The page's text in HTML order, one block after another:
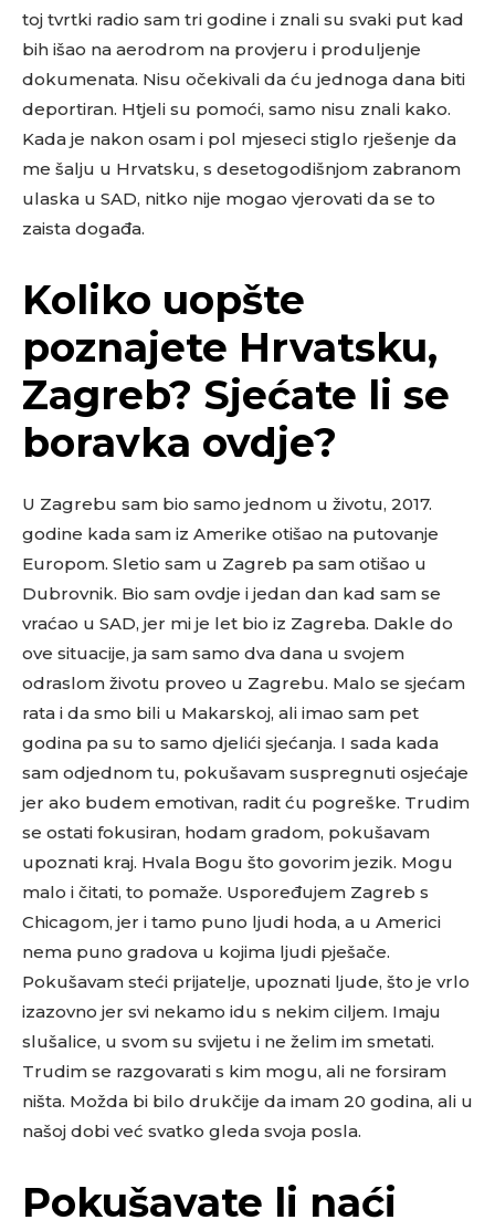
toj tvrtki radio sam tri godine i znali su svaki put kad
bih išao na aerodrom na provjeru i produljenje
dokumenata. Nisu očekivali da ću jednoga dana biti
deportiran. Htjeli su pomoći, samo nisu znali kako.
Kada je nakon osam i pol mjeseci stiglo rješenje da
me šalju u Hrvatsku, s desetogodišnjom zabranom
ulaska u SAD, nitko nije mogao vjerovati da se to
zaista događa.
Koliko uopšte
poznajete Hrvatsku,
Zagreb? Sjećate li se
boravka ovdje?
U Zagrebu sam bio samo jednom u životu, 2017.
godine kada sam iz Amerike otišao na putovanje
Europom. Sletio sam u Zagreb pa sam otišao u
Dubrovnik. Bio sam ovdje i jedan dan kad sam se
vraćao u SAD, jer mi je let bio iz Zagreba. Dakle do
ove situacije, ja sam samo dva dana u svojem
odraslom životu proveo u Zagrebu. Malo se sjećam
rata i da smo bili u Makarskoj, ali imao sam pet
godina pa su to samo djelići sjećanja. I sada kada
sam odjednom tu, pokušavam suspregnuti osjećaje
jer ako budem emotivan, radit ću pogreške. Trudim
se ostati fokusiran, hodam gradom, pokušavam
upoznati kraj. Hvala Bogu što govorim jezik. Mogu
malo i čitati, to pomaže. Uspoređujem Zagreb s
Chicagom, jer i tamo puno ljudi hoda, a u Americi
nema puno gradova u kojima ljudi pješače.
Pokušavam steći prijatelje, upoznati ljude, što je vrlo
izazovno jer svi nekamo idu s nekim ciljem. Imaju
slušalice, u svom su svijetu i ne želim im smetati.
Trudim se razgovarati s kim mogu, ali ne forsiram
ništa. Možda bi bilo drukčije da imam 20 godina, ali u
našoj dobi već svatko gleda svoja posla.
Pokušavate li naći